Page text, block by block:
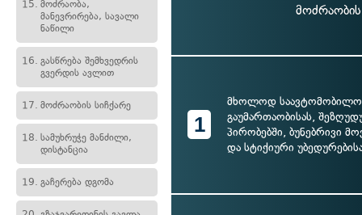
15. მოძრაობა,
მანევრირება, სავალი
ნაწილი
16. გასწრება შემხვედრის
გვერდის ავლით
17. მოძრაობის სიჩქარე
18. სამუხრუჭე მანძილი,
დისტანცია
19. გაჩერება დგომა
1
მხოლოდ საავტომობილო
გაუმართაობისას,
პირობებში, ბუნებრივი
და სტიქიური